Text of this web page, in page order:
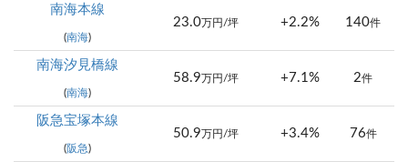
南海本線
(南海)
23.0 万円/坪 +2.2% 140件
南海汐見橋線
(南海)
58.9 万円/坪 +7.1% 2件
阪急宝塚本線
(阪急)
50.9 万円/坪 +3.4% 76件